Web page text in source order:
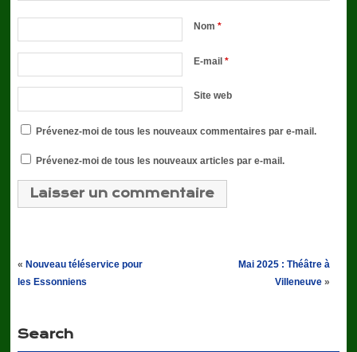
Nom *
E-mail *
Site web
Prévenez-moi de tous les nouveaux commentaires par e-mail.
Prévenez-moi de tous les nouveaux articles par e-mail.
« Nouveau téléservice pour
les Essonniens
Mai 2025 : Théâtre à
Villeneuve»
Search